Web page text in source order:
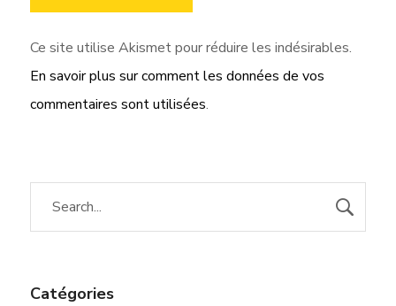
Ce site utilise Akismet pour réduire les indésirables.
En savoir plus sur comment les données de vos
commentaires sont utilisées.
Catégories